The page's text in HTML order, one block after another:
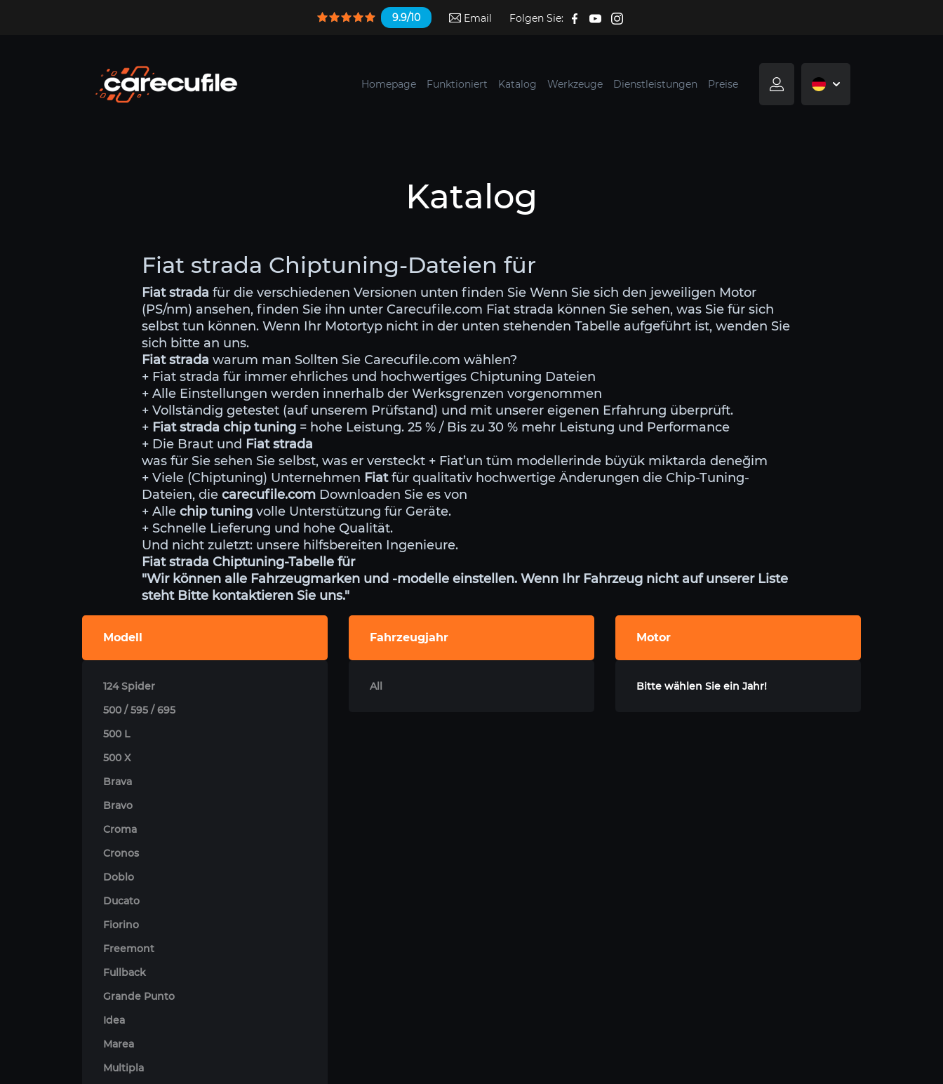
9.9/10 Email Folgen Sie:
Homepage Funktioniert Katalog Werkzeuge Dienstleistungen Preise
Katalog
Fiat strada Chiptuning-Dateien für
Fiat strada für die verschiedenen Versionen unten finden Sie Wenn Sie sich den jeweiligen Motor
(PS/nm) ansehen, finden Sie ihn unter Carecufile.com Fiat strada können Sie sehen, was Sie für sich
selbst tun können. Wenn Ihr Motortyp nicht in der unten stehenden Tabelle aufgeführt ist, wenden Sie
sich bitte an uns.
Fiat strada warum man Sollten Sie Carecufile.com wählen?
+ Fiat strada für immer ehrliches und hochwertiges Chiptuning Dateien
+ Alle Einstellungen werden innerhalb der Werksgrenzen vorgenommen
+ Vollständig getestet (auf unserem Prüfstand) und mit unserer eigenen Erfahrung überprüft.
+ Fiat strada chip tuning = hohe Leistung. 25 % / Bis zu 30 % mehr Leistung und Performance
+ Die Braut und Fiat strada
was für Sie sehen Sie selbst, was er versteckt + Fiat’un tüm modellerinde büyük miktarda deneğim
+ Viele (Chiptuning) Unternehmen Fiatfür qualitativ hochwertige Änderungen die Chip-Tuning-
Dateien, die carecufile.com Downloaden Sie es von
+ Alle chip tuning volle Unterstützung für Geräte.
+ Schnelle Lieferung und hohe Qualität.
Und nicht zuletzt: unsere hilfsbereiten Ingenieure.
Fiat strada Chiptuning-Tabelle für
"Wir können alle Fahrzeugmarken und -modelle einstellen. Wenn Ihr Fahrzeug nicht auf unserer Liste
steht Bitte kontaktieren Sie uns."
Modell
124 Spider
500 / 595 / 695
500 L
500 X
Brava
Bravo
Croma
Cronos
Doblo
Ducato
Fiorino
Freemont
Fullback
Grande Punto
Idea
Marea
Multipla
Fahrzeugjahr
All
Motor
Bitte wählen Sie ein Jahr!